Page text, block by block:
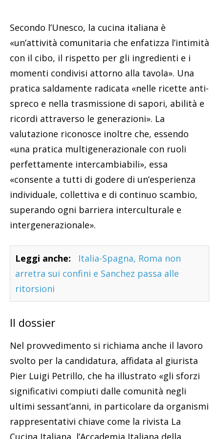
Secondo l’Unesco, la cucina italiana è
«un’attività comunitaria che enfatizza l’intimità
con il cibo, il rispetto per gli ingredienti e i
momenti condivisi attorno alla tavola». Una
pratica saldamente radicata «nelle ricette anti-
spreco e nella trasmissione di sapori, abilità e
ricordi attraverso le generazioni». La
valutazione riconosce inoltre che, essendo
«una pratica multigenerazionale con ruoli
perfettamente intercambiabili», essa
«consente a tutti di godere di un’esperienza
individuale, collettiva e di continuo scambio,
superando ogni barriera interculturale e
intergenerazionale».
Leggi anche:
Italia-Spagna, Roma non
arretra sui confini e Sanchez passa alle
ritorsioni
Il dossier
Nel provvedimento si richiama anche il lavoro
svolto per la candidatura, affidata al giurista
Pier Luigi Petrillo, che ha illustrato «gli sforzi
significativi compiuti dalle comunità negli
ultimi sessant’anni, in particolare da organismi
rappresentativi chiave come la rivista La
Cucina Italiana, l’Accademia Italiana della